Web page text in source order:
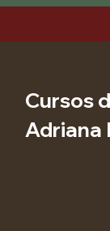
Cursos
Adriana